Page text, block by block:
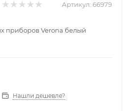
Артикул: 66979
приборов Verona белый
Нашли дешевле?